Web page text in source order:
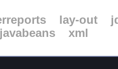
lay-out
javabeans xml